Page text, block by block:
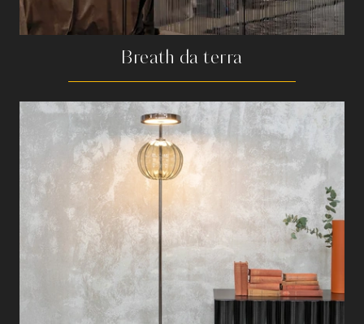
Breath da terra